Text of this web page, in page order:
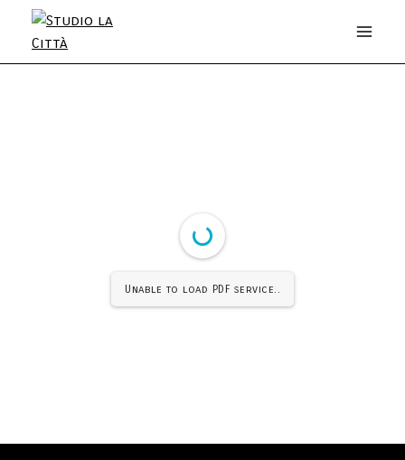
Unable to load PDF service..